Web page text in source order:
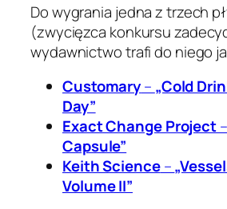
Do wygrania jedna z trzech
(zwycięzca konkursu
wydawnictwo trafi do niego
Customary– „Cold
Day”
Exact Change Project–
Capsule”
Keith Science–
Volume II”